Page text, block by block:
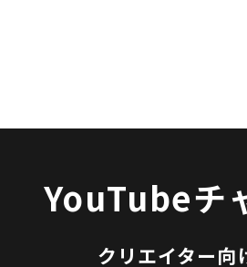
YouTubeチ
クリエイター向